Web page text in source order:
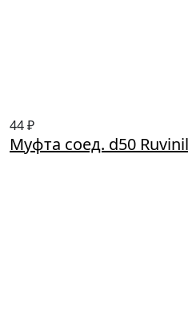
44 ₽
Муфта соед. d50